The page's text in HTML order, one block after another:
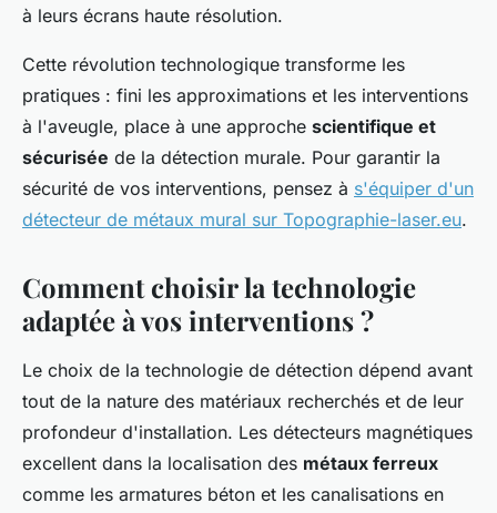
à leurs écrans haute résolution.
Cette révolution technologique transforme les
pratiques : fini les approximations et les interventions
à l'aveugle, place à une approche scientifique et
sécurisée de la détection murale. Pour garantir la
sécurité de vos interventions, pensez à s'équiper d'un
détecteur de métaux mural sur Topographie-laser.eu.
Comment choisir la technologie
adaptée à vos interventions ?
Le choix de la technologie de détection dépend avant
tout de la nature des matériaux recherchés et de leur
profondeur d'installation. Les détecteurs magnétiques
excellent dans la localisation des métaux ferreux
comme les armatures béton et les canalisations en